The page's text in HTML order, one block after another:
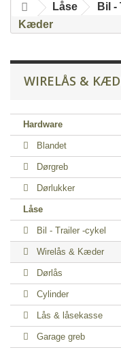
Låse Bil -
Kæder
WIRELÅS &
Hardware
Blandet
Dørgreb
Dørlukker
Låse
Bil - Trailer -cykel
Wirelås & Kæder
Dørlås
Cylinder
Lås & låsekasse
Garage greb